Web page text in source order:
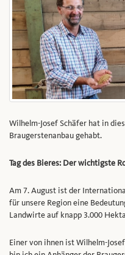
Wilhelm-Josef Schäfer hat in
Braugerstenanbau gehabt.
Tag des Bieres: Der wichtigste
Am 7. August ist der
für unsere Region eine
Landwirte auf knapp 3.000
Einer von ihnen ist Wilhelm-